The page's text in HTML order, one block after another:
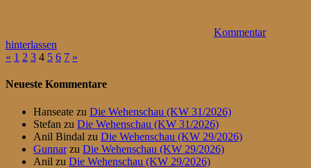
Kommentar
hinterlassen
Seitennummerierung
der
« Vorherige
1 2 3 4 5 6 7 Nächste
»
Neueste Kommentare
Hanseate zu Die Wehenschau (KW 31/2026)
Stefan zu Die Wehenschau (KW 31/2026)
Anil Bindal zu Die Wehenschau (KW 29/2026)
Gunnarzu Die Wehenschau (KW 29/2026)
Anil zu Die Wehenschau (KW 29/2026)